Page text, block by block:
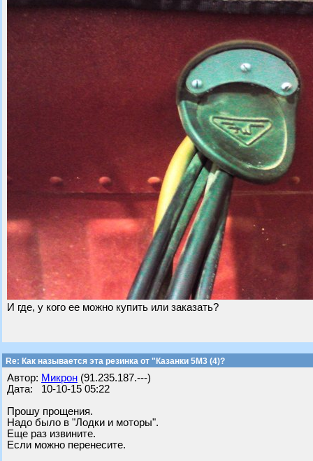
И где, у кого ее можно купить или заказать?
Re: Как называется эта резинка от "Казанки 5М3 (4)?
Автор: Микрон (91.235.187.---)
Дата: 10-10-15 05:22
Прошу прощения.
Надо было в "Лодки и моторы".
Еще раз извините.
Если можно перенесите.